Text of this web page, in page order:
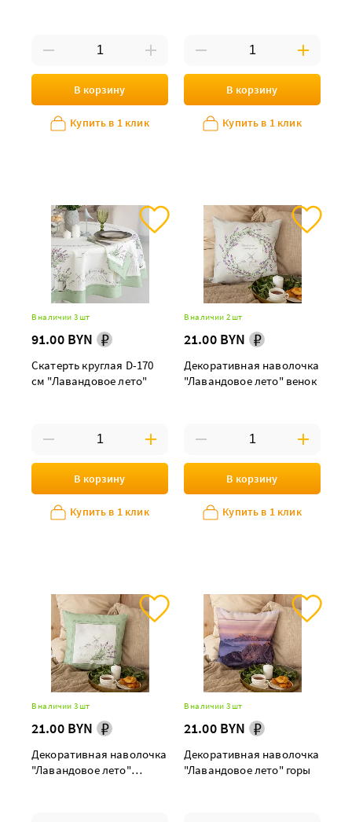
В корзину
Купить в 1 клик
В корзину
Купить в 1 клик
В наличии 3 шт
91.00 BYN
Скатерть круглая D-170
см "Лавандовое лето"
В корзину
Купить в 1 клик
В наличии 2 шт
21.00 BYN
Декоративная наволочка
"Лавандовое лето" венок
В корзину
Купить в 1 клик
В наличии 3 шт
21.00 BYN
Декоративная наволочка
"Лавандовое лето"
В наличии 3 шт
21.00 BYN
Декоративная наволочка
"Лавандовое лето" горы